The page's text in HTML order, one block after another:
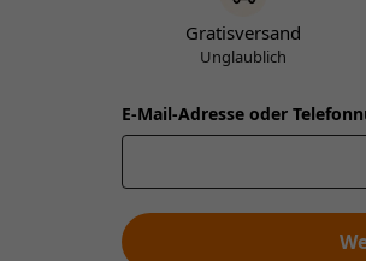
Gratisversand
Unglaublich
E-Mail-Adresse oder